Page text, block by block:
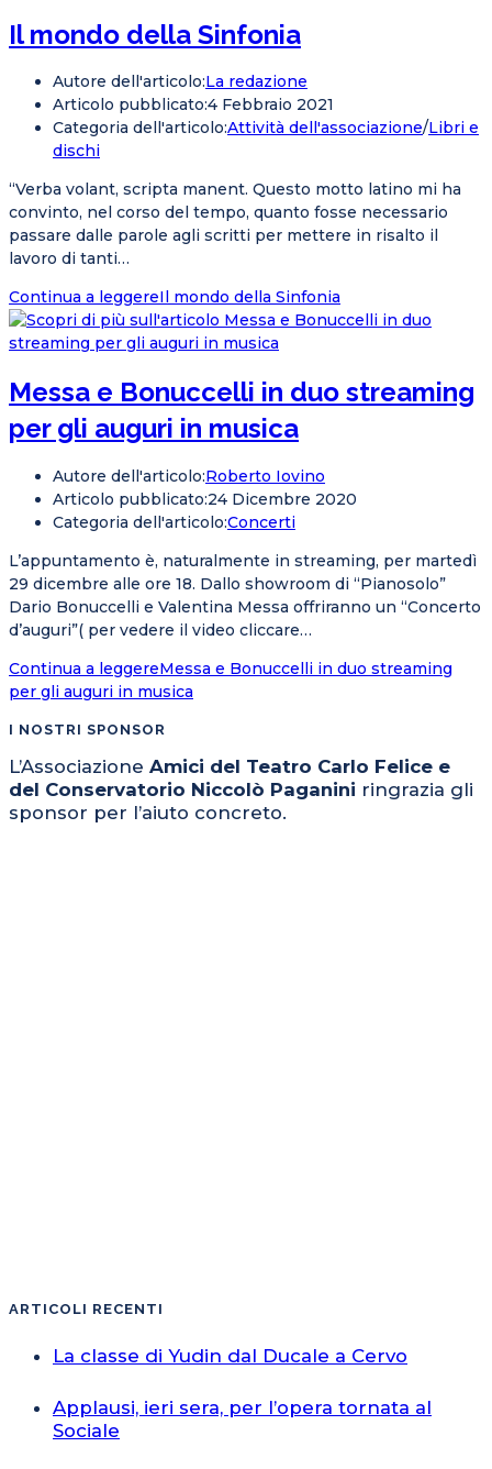
Il mondo della Sinfonia
Autore dell'articolo:La redazione
Articolo pubblicato:4 Febbraio 2021
Categoria dell'articolo:Attività dell'associazione/Libri e
dischi
“Verba volant, scripta manent. Questo motto latino mi ha
convinto, nel corso del tempo, quanto fosse necessario
passare dalle parole agli scritti per mettere in risalto il
lavoro di tanti…
Continua a leggereIl mondo della Sinfonia
Messa e Bonuccelli in duo streaming
per gli auguri in musica
Autore dell'articolo:Roberto Iovino
Articolo pubblicato:24 Dicembre 2020
Categoria dell'articolo:Concerti
L’appuntamento è, naturalmente in streaming, per martedì
29 dicembre alle ore 18. Dallo showroom di “Pianosolo”
Dario Bonuccelli e Valentina Messa offriranno un “Concerto
d’auguri”( per vedere il video cliccare…
Continua a leggereMessa e Bonuccelli in duo streaming
per gli auguri in musica
I NOSTRI SPONSOR
L’Associazione Amici del Teatro Carlo Felice e
del Conservatorio Niccolò Paganini ringrazia gli
sponsor per l’aiuto concreto.
ARTICOLI RECENTI
La classe di Yudin dal Ducale a Cervo
Applausi, ieri sera, per l’opera tornata al
Sociale